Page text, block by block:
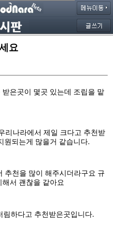
요
은곳이 몇곳 있는데 조립을 맡
리나라에서 제일 크다고 추천받
원되는게 많을거 같습니다.
추천을 많이 해주시더라구요 규
서 괜찮을 같아요
하다고 추천받은곳입니다.